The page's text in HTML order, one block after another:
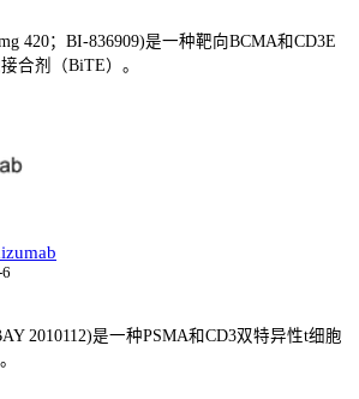
420；BI-836909)是一种靶向BCMA和CD3E
合剂（BiTE）。
2010112)是一种PSMA和CD3双特异性t细胞